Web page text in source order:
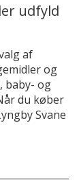
udfyld
af
og
baby- og
du køber
Svane